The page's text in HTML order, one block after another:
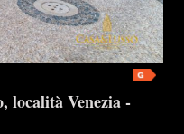
località Venezia -